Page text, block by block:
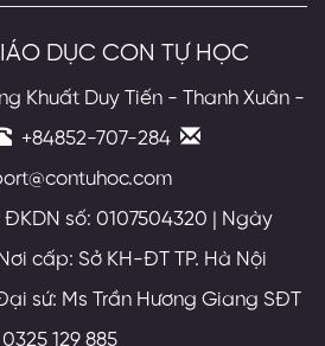
DỤC CON TỰ HỌC
Khuất Duy Tiến - Thanh Xuân -
+84852-707-284
số: 0107504320 | Ngày
cấp: Sở KH-ĐT TP. Hà Nội
sứ: Ms Trần Hương Giang SĐT
0325 129 885